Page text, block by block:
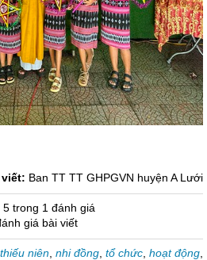
Ban TT TT GHPGVN huyện A Lưới
trong 1 đánh giá
giá bài viết
thiếu niên nhi đồng tổ chức hoạt động